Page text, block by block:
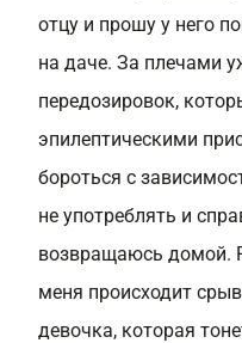
отцу и прошу у него
на даче. За плечами
передозировок,
эпилептическими
бороться с
не употреблять и
возвращаюсь домой.
меня происходит
девочка, которая